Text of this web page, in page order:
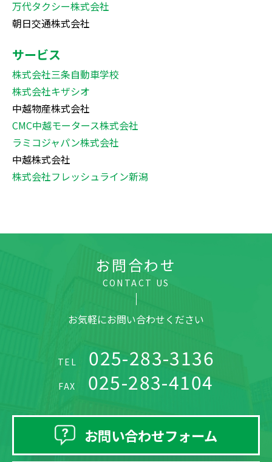
万代タクシー株式会社
朝日交通株式会社
サービス
株式会社三条自動車学校
株式会社キザシオ
中越物産株式会社
CMC中越モータース株式会社
ラミコジャパン株式会社
中越株式会社
株式会社フレッシュライン新潟
お問合わせ
CONTACT US
お気軽にお問い合わせください
TEL 025-283-3136
FAX 025-283-4104
お問い合わせフォーム